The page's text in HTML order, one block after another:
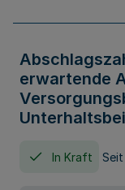
erwartende
In Kraft